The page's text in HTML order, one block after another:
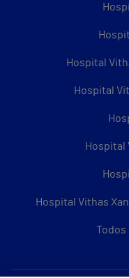
Hospital
Hospital
Hospital
Hospital Vithas
Todos